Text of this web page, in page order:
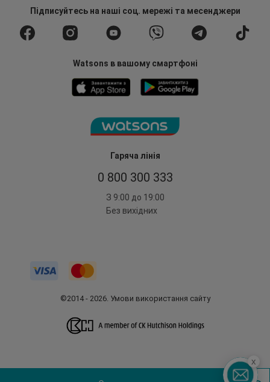
Гаряча лінія
0 800 300 333
З 9:00 до 19:00
Без вихідних
Підписуйтесьна наші соц. мережі та месенджери
Watsons в вашому смартфоні
©2014 - 2026. Умови використання сайту
x